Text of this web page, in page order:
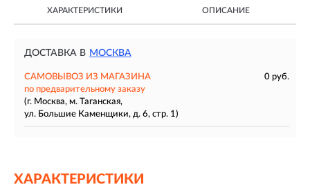
ХАРАКТЕРИСТИКИ ОПИСАНИЕ
ДОСТАВКА В МОСКВА
САМОВЫВОЗ ИЗ МАГАЗИНА
0 руб.
по предварительному заказу
(г. Москва, м. Таганская,
ул. Большие Каменщики, д. 6, стр. 1)
ХАРАКТЕРИСТИКИ